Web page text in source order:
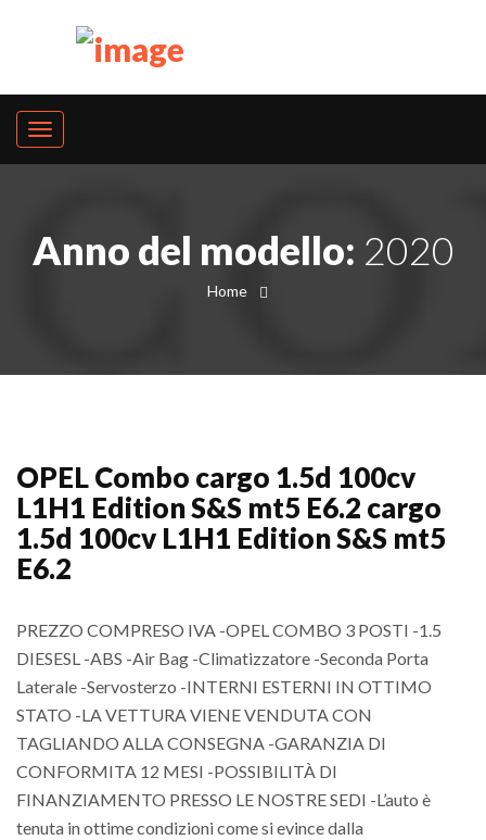
Anno del modello: 2020
Home
OPEL Combo cargo 1.5d 100cv
L1H1 Edition S&S mt5 E6.2 cargo
1.5d 100cv L1H1 Edition S&S mt5
E6.2
PREZZO COMPRESO IVA -OPEL COMBO 3 POSTI -1.5
DIESESL -ABS -Air Bag -Climatizzatore -Seconda Porta
Laterale -Servosterzo -INTERNI ESTERNI IN OTTIMO
STATO -LA VETTURA VIENE VENDUTA CON
TAGLIANDO ALLA CONSEGNA -GARANZIA DI
CONFORMITA 12 MESI -POSSIBILITÀ DI
FINANZIAMENTO PRESSO LE NOSTRE SEDI -L’auto è
tenuta in ottime condizioni come si evince dalla